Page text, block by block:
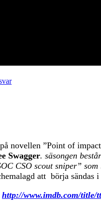
novellen ”Point of
Swagger. säsongen
CSO scout sniper”
att börja
http://www.imdb.com/title/